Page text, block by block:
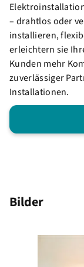
– drahtlos oder
installieren,
erleichtern sie
Kunden mehr
zuverlässiger
Installationen.
Bilder